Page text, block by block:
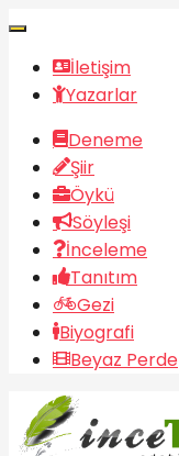
İletişim
Yazarlar
Deneme
Şiir
Öykü
Söyleşi
İnceleme
Tanıtım
Gezi
Biyografi
Beyaz Perde